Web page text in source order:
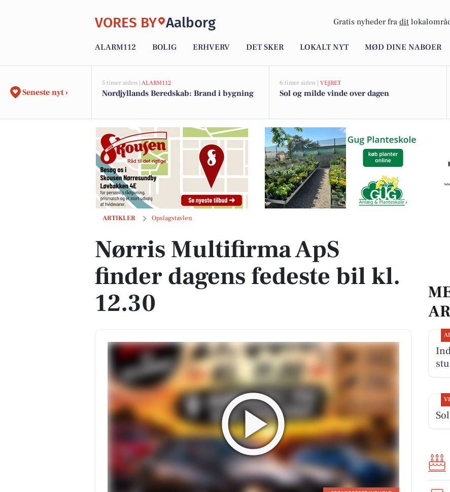
VORES BY Aalborg Gratis nyheder fra dit
ALARM112 BOLIG ERHVERV DET SKER LOKALT NYT MØD DINE NABOER
Seneste nyt ›
5 timer siden | ALARM112
Nordjyllands Beredskab: Brand i bygning
6 timer siden | VEJRET
Sol og milde vinde over dagen
ARTIKLER Opslagstavlen
Nørris Multifirma ApS finder dagens fedeste bil kl. 12.30
Nørris Multifirma ApS
finder dagens fedeste bil kl.
12.30